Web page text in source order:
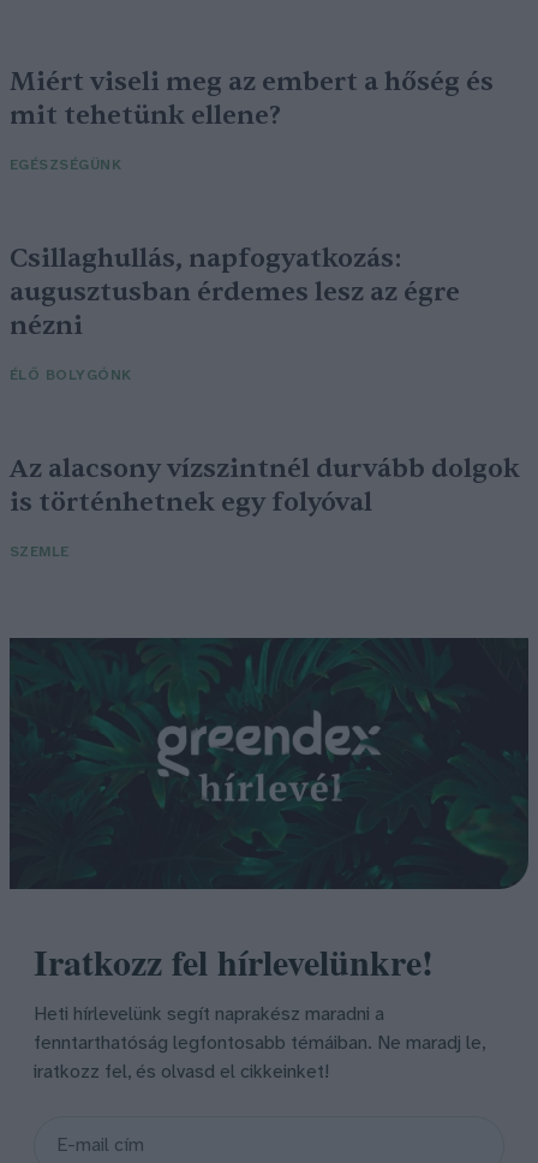
Miért viseli meg az embert a hőség és
mit tehetünk ellene?
EGÉSZSÉGÜNK
Csillaghullás, napfogyatkozás:
augusztusban érdemes lesz az égre
nézni
ÉLŐ BOLYGÓNK
Az alacsony vízszintnél durvább dolgok
is történhetnek egy folyóval
SZEMLE
Iratkozz fel hírlevelünkre!
Heti hírlevelünk segít naprakész maradni a
fenntarthatóság legfontosabb témáiban. Ne maradj le,
iratkozz fel, és olvasd el cikkeinket!